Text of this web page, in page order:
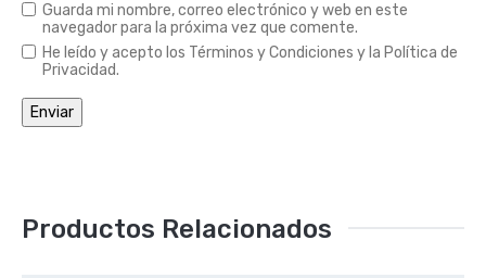
Guarda mi nombre, correo electrónico y web en este
navegador para la próxima vez que comente.
He leído y acepto los Términos y Condiciones y la Política de
Privacidad.
Productos Relacionados